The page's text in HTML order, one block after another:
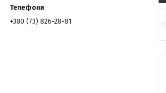
+380 (73) 826-28-81